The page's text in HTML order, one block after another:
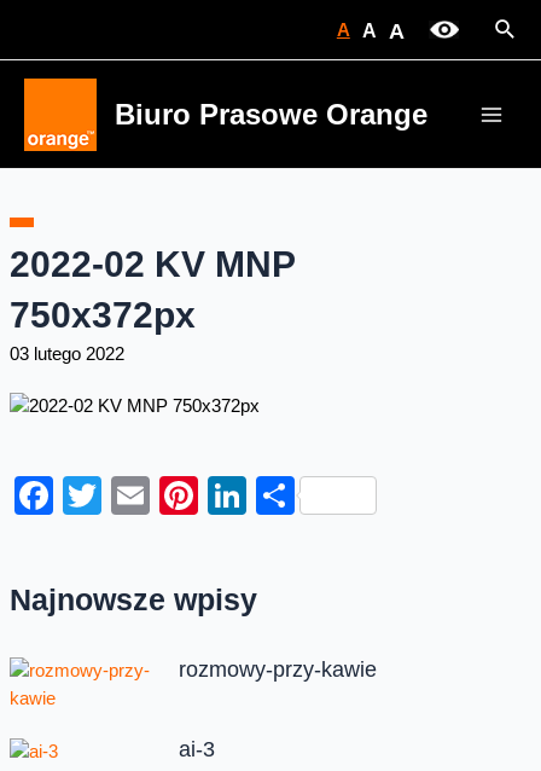
A A A
Biuro Prasowe Orange
2022-02 KV MNP
750x372px
03 lutego 2022
Facebook
Twitter
EmailPinterest
LinkedIn
Share
Najnowsze wpisy
rozmowy-przy-kawie
ai-3